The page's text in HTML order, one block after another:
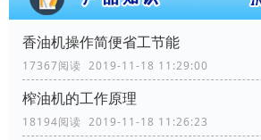
香油机操作简便省工节能
17367阅读 2019-11-18 11:29:00
榨油机的工作原理
18194阅读 2019-11-18 11:26:23